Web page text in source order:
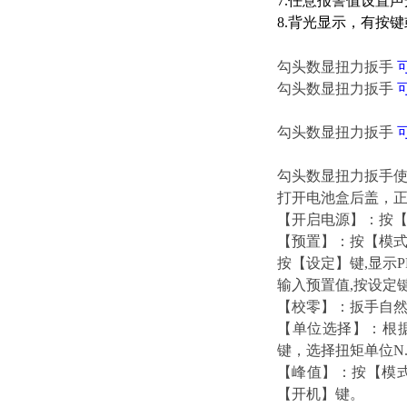
8.背光显示，有按
勾头数显扭力扳手
勾头数显扭力扳手
勾头数显扭力扳手
勾头数显扭力扳手
打开电池盒后盖，
【开启电源】：按
【预置】：按【模
按【设定】键,显示
输入预置值,按设定
【校零】：扳手自
【单位选择】：
键，选择扭矩单位
【峰值】：按【
【开机】键。